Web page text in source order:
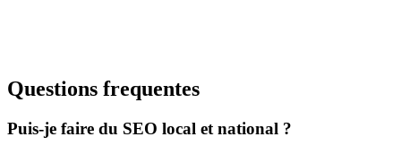
Questions frequentes
Puis-je faire du SEO local et national ?